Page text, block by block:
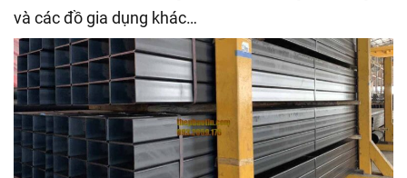
và các đồ gia dụng khác…